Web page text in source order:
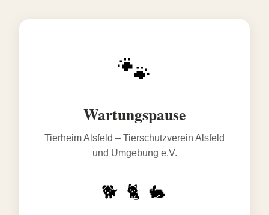
🐾
Wartungspause
Tierheim Alsfeld – Tierschutzverein Alsfeld
und Umgebung e.V.
🐕 🐈 🐇